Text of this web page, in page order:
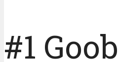
#1